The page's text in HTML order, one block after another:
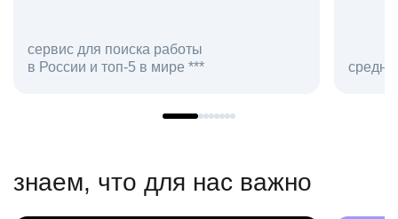
средняя оценка hh.ru как работодателя **
в
знаем, что для нас важно